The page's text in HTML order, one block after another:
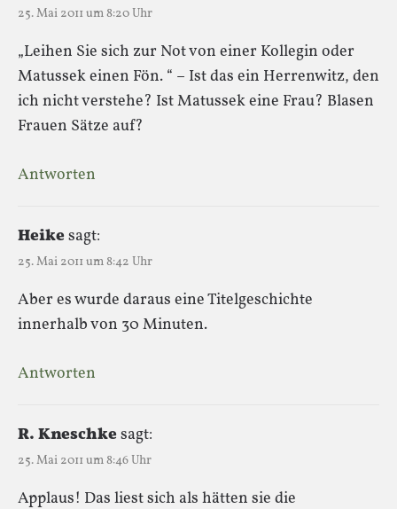
25. Mai 2011 um 8:20 Uhr
„Leihen Sie sich zur Not von einer Kollegin oder
Matussek einen Fön. “ – Ist das ein Herrenwitz, den
ich nicht verstehe? Ist Matussek eine Frau? Blasen
Frauen Sätze auf?
Antworten
Heikesagt:
25. Mai 2011 um 8:42 Uhr
Aber es wurde daraus eine Titelgeschichte
innerhalb von 30 Minuten.
Antworten
R. Kneschkesagt:
25. Mai 2011 um 8:46 Uhr
Applaus! Das liest sich als hätten sie die